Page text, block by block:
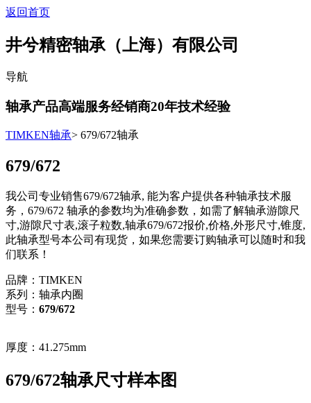
返回首页
井兮精密轴承（上海）有限公司
导航
轴承产品高端服务经销商20年技术经验
TIMKEN轴承> 679/672轴承
679/672
我公司专业销售679/672轴承, 能为客户提供各种轴承技术服
务，679/672 轴承的参数均为准确参数，如需了解轴承游隙尺
寸,游隙尺寸表,滚子粒数,轴承679/672报价,价格,外形尺寸,锥度,
此轴承型号本公司有现货，如果您需要订购轴承可以随时和我
们联系！
品牌：TIMKEN
系列：轴承内圈
型号： 679/672
厚度：41.275mm
679/672轴承尺寸样本图